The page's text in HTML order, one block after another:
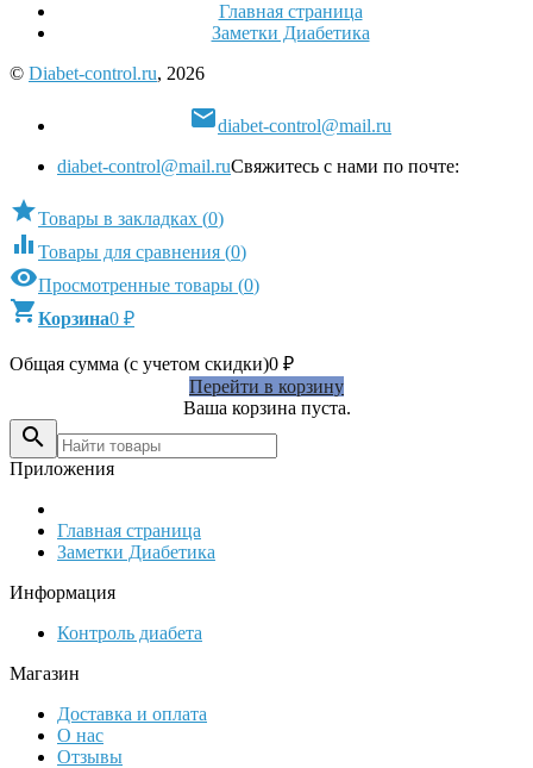
Главная страница
Заметки Диабетика
© Diabet-control.ru, 2026
diabet-control@mail.ru
diabet-control@mail.ruСвяжитесь с нами по почте:
Товары в закладках (0)
 Товары для сравнения (0)
Просмотренные товары (0)
Корзина0 ₽
Общая сумма (с учетом скидки)0 ₽
Перейти в корзину
Ваша корзина пуста.

Приложения
Главная страница
Заметки Диабетика
Информация
Контроль диабета
Магазин
Доставка и оплата
О нас
Отзывы